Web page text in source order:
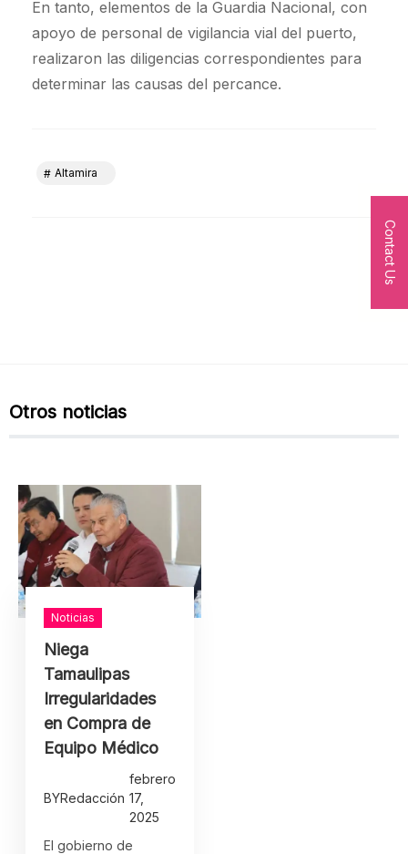
En tanto, elementos de la Guardia Nacional, con
apoyo de personal de vigilancia vial del puerto,
realizaron las diligencias correspondientes para
determinar las causas del percance.
Altamira
Otros noticias
Noticias
Niega
Tamaulipas
Irregularidades
en Compra de
Equipo Médico
BYRedacción
febrero
17,
2025
El gobierno de
Contact Us